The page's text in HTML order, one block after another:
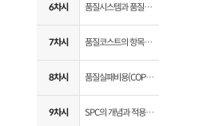
6차시 품질시스템과 품질코스트
7차시 품질코스트의 항목별 분류
8차시 품질실패비용(COPQ) 활용
9차시 SPC의 개념과 적용절차